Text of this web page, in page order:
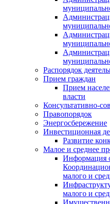
Распорядок
Прием граждан
Прием
власти
Консультативно-
Правопорядок
Энергосбережение
Инвестиционная
Развитие
Малое и среднее
Информация
малого и
малого и